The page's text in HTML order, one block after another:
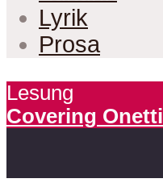
Lyrik
Prosa
Lesung
Covering Onetti